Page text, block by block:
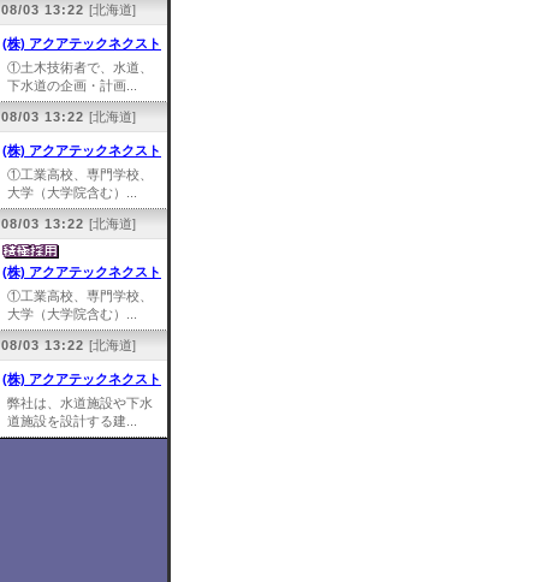
08/03 13:22 [北海道]
(株) アクアテックネクスト
①土木技術者で、水道、
下水道の企画・計画...
08/03 13:22 [北海道]
(株) アクアテックネクスト
①工業高校、専門学校、
大学（大学院含む）...
08/03 13:22 [北海道]
(株) アクアテックネクスト
①工業高校、専門学校、
大学（大学院含む）...
08/03 13:22 [北海道]
(株) アクアテックネクスト
弊社は、水道施設や下水
道施設を設計する建...